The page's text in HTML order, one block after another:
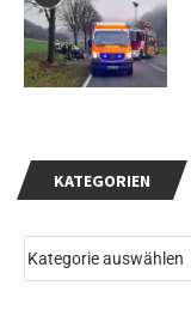
KATEGORIEN